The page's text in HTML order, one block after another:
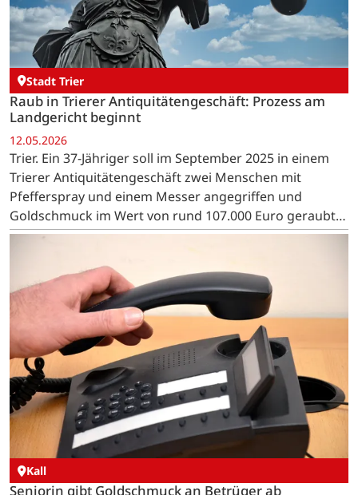
Stadt Trier
Raub in Trierer Antiquitätengeschäft: Prozess am
Landgericht beginnt
12.05.2026
Trier. Ein 37-Jähriger soll im September 2025 in einem
Trierer Antiquitätengeschäft zwei Menschen mit
Pfefferspray und einem Messer angegriffen und
Goldschmuck im Wert von rund 107.000 Euro geraubt
haben. Nun steht er vor Gericht.
Kall
Seniorin gibt Goldschmuck an Betrüger ab